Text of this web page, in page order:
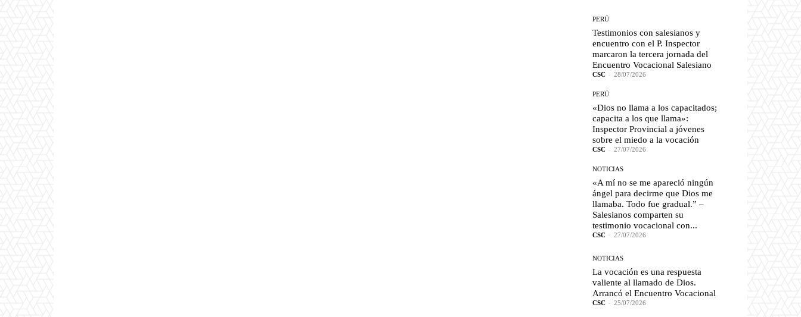
PERÚ
Testimonios con salesianos y
encuentro con el P. Inspector
marcaron la tercera jornada del
Encuentro Vocacional Salesiano
CSC - 28/07/2026
PERÚ
«Dios no llama a los capacitados;
capacita a los que llama»:
Inspector Provincial a jóvenes
sobre el miedo a la vocación
CSC - 27/07/2026
NOTICIAS
«A mí no se me apareció ningún
ángel para decirme que Dios me
llamaba. Todo fue gradual.” –
Salesianos comparten su
testimonio vocacional con...
CSC - 27/07/2026
NOTICIAS
La vocación es una respuesta
valiente al llamado de Dios.
Arrancó el Encuentro Vocacional
CSC - 25/07/2026